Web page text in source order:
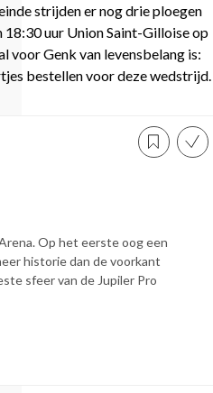
strijden er nog drie ploegen
18:30 uur Union Saint-Gilloise op
voor Genk van levensbelang is:
bestellen voor deze wedstrijd.
Op het eerste oog een
historie dan de voorkant
sfeer van de Jupiler Pro